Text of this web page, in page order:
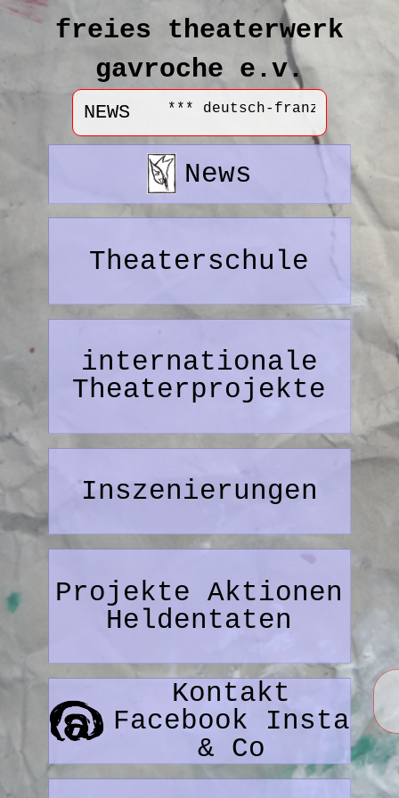
freies theaterwerk
gavroche e.v.
NEWS *** deutsch-französische
News
Theaterschule
internationale
Theaterprojekte
Inszenierungen
Projekte Aktionen
Heldentaten
Kontakt
Facebook Insta
& Co